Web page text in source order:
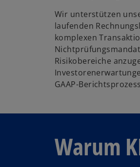
Wir unterstützen
laufenden
komplexen
Risikobereiche
GAAP-
Warum